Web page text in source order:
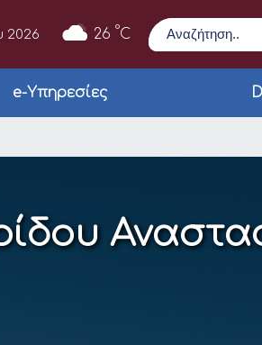
2026 26 °C
Αναζήτηση
e-Υπηρεσίες